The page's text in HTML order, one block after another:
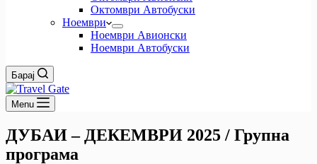
Октомври Автобуски
Ноември
Ноември Авионски
Ноември Автобуски
Барај
Menu
ДУБАИ – ДЕКЕМВРИ 2025 / Групна
програма